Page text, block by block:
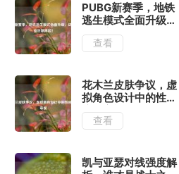
PUBG新赛季，地铁
逃生模式全面升级，
战术竞技狂潮再起！
查看
花木兰皮肤争议，虚
拟角色设计中的性别
议题审视
查看
凯与亚瑟对线强度解